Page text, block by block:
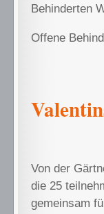
Behinderten
Offene
Von der
die 25
gemeinsam